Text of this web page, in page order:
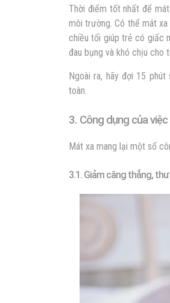
Thời điểm tốt nhất để
môi trường. Có thể mát
chiều tối giúp trẻ có giấc
đau bụng và khó chịu cho
Ngoài ra, hãy đợi 15
toàn.
3. Công dụng của
Mát xa mang lại một số
3.1. Giảm căng thẳng,